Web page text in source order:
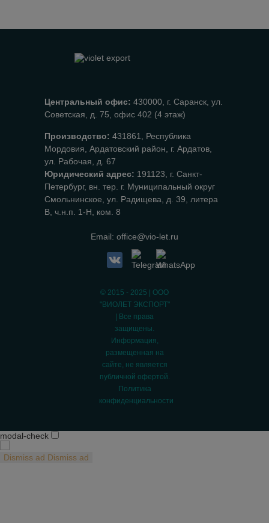
Центральный офис: 430000, г. Саранск, ул.
Советская, д. 75, офис 402 (4 этаж)
Производство: 431861, Республика
Мордовия, Ардатовский район, г. Ардатов,
ул. Рабочая, д. 67
Юридический адрес: 191123, г. Санкт-
Петербург, вн. тер. г. Муниципальный округ
Смольнинское, ул. Радищева, д. 39, литера
В, ч.н.п. 1-Н, ком. 8
Email: office@vio-let.ru
© 2015 - 2025 | ООО
"ВИОЛЕТ ЭКСПОРТ"
| Все права
защищены.
Информация,
размещенная на
сайте, не является
публичной офертой.
Политика
конфиденциальности
modal-check
Dismiss ad Dismiss ad